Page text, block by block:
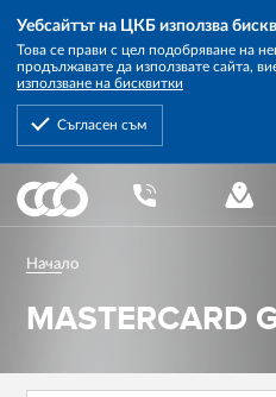
Уебсайтът на ЦКБ използва
Това се прави с цел подобряване на
продължавате да използвате сайта,
използване на бисквитки
Съгласен съм
Central
Cooperative
Bank
Начало
MASTERCARD